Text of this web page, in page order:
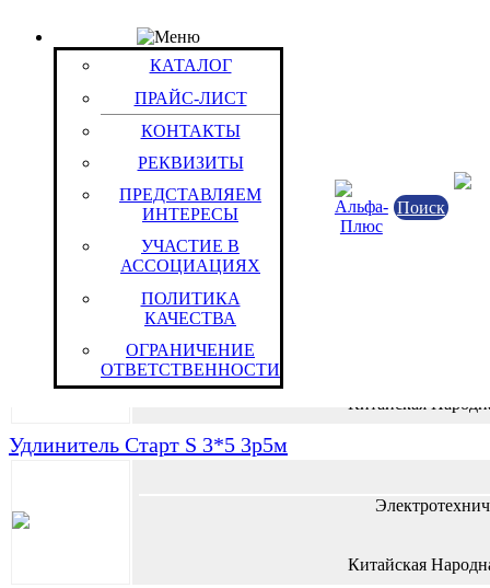
КАТАЛОГ
ПРАЙС-ЛИСТ
КОНТАКТЫ
РЕКВИЗИТЫ
ПРЕДСТАВЛЯЕМ
ИНТЕРЕСЫ
УЧАСТИЕ В
АССОЦИАЦИЯХ
ПОЛИТИКА
КАЧЕСТВА
ОГРАНИЧЕНИЕ
ОТВЕТСТВЕННОСТИ
Поиск
Группа: Стандартные S
Группы / Товары
Удлинитель Старт S 3*1 3р1,5м
Китайская
Удлинитель Старт S 3*5 3р5м
Китайская